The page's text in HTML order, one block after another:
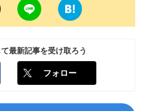
最新記事を受け取ろう
フォロー